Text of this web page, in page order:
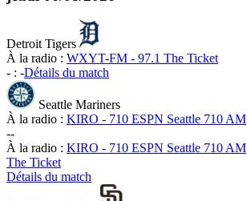
Detroit Tigers
À la radio : WXYT-FM - 97.1 The Ticket
- : -Détails du match
Seattle Mariners
À la radio : KIRO - 710 ESPN Seattle 710 AM
--
À la radio : KIRO - 710 ESPN Seattle 710 AM
The Ticket
Détails du match